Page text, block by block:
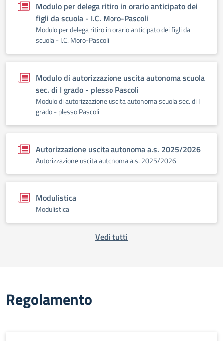
Modulo per delega ritiro in orario anticipato dei
figli da scuola - I.C. Moro-Pascoli
Modulo per delega ritiro in orario anticipato dei figli da
scuola - I.C. Moro-Pascoli
Modulo di autorizzazione uscita autonoma scuola
sec. di I grado - plesso Pascoli
Modulo di autorizzazione uscita autonoma scuola sec. di I
grado - plesso Pascoli
Autorizzazione uscita autonoma a.s. 2025/2026
Autorizzazione uscita autonoma a.s. 2025/2026
Modulistica
Modulistica
Vedi tutti
Regolamento